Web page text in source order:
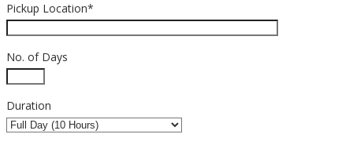
Pickup Location*
No. of Days
Duration